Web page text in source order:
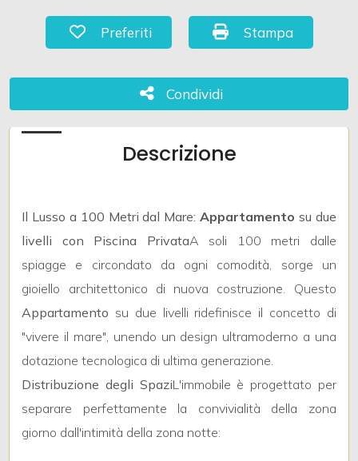
Preferiti: Cod. 1031
Preferiti Stampa: Cod. 1031
Stampa
Condividi
Condividi
Descrizione
Il Lusso a 100 Metri dal Mare:Appartamento su due
livelli con Piscina PrivataA soli 100 metri dalle
spiagge e circondato da ogni comodità, sorge un
gioiello architettonico di nuova costruzione. Questo
Appartamento su due livelli ridefinisce il concetto di
"vivere il mare", unendo un design ultramoderno a una
dotazione tecnologica di ultima generazione.
Distribuzione degli SpaziL'immobile è progettato per
separare perfettamente la convivialità della zona
giorno dall'intimità della zona notte:
Totale
minimi
Qualsiasi
1
2